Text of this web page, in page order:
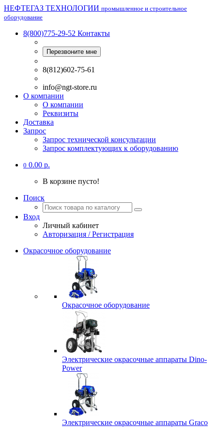
НЕФТЕГАЗ ТЕХНОЛОГИИ промышленное и строительное
оборудование
8(800)775-29-52 Контакты
Перезвоните мне
8(812)602-75-61
info@ngt-store.ru
О компании
О компании
Реквизиты
Доставка
Запрос
Запрос технической консультации
Запрос комплектующих к оборудованию
0 0.00 р.
В корзине пусто!
Поиск
Вход
Личный кабинет
Авторизация / Регистрация
Окрасочное оборудование
Окрасочное оборудование
Электрические окрасочные аппараты Dino-
Power
Электрические окрасочные аппараты Graco